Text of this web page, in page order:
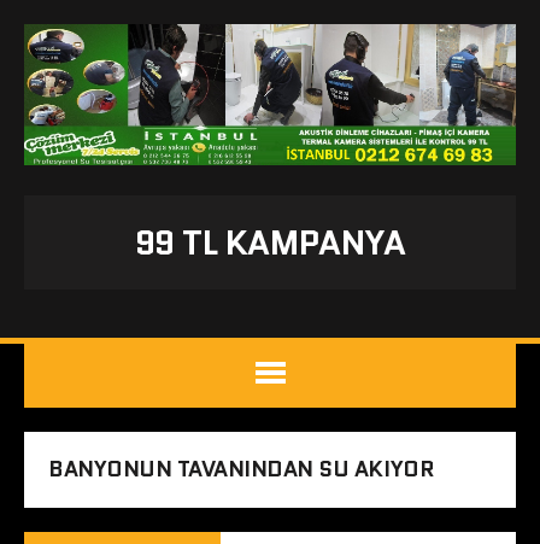
99 TL KAMPANYA
BANYONUN TAVANINDAN SU AKIYOR